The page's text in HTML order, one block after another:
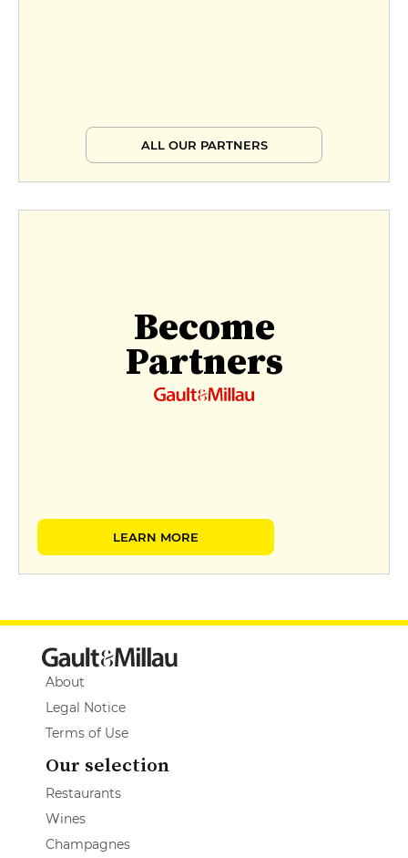
ALL OUR PARTNERS
Become
Partners
LEARN MORE
About
Legal Notice
Terms of Use
Our selection
Restaurants
Wines
Champagnes